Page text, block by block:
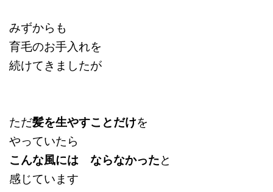
みずからも
育毛のお手入れを
続けてきましたが
ただ髪を生やすことだけを
やっていたら
こんな風には ならなかったと
感じています